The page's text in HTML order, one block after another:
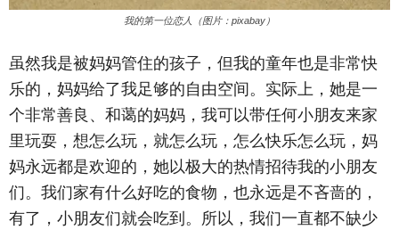
我的第一位恋人（图片：pixabay）
虽然我是被妈妈管住的孩子，但我的童年也是非常快
乐的，妈妈给了我足够的自由空间。实际上，她是一
个非常善良、和蔼的妈妈，我可以带任何小朋友来家
里玩耍，想怎么玩，就怎么玩，怎么快乐怎么玩，妈
妈永远都是欢迎的，她以极大的热情招待我的小朋友
们。我们家有什么好吃的食物，也永远是不吝啬的，
有了，小朋友们就会吃到。所以，我们一直都不缺少